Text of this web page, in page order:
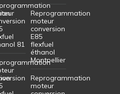
81
Reprogrammation
moteur
conversion
E85
flexfuel
éthanol
Montpellier
Reprogrammation
moteur